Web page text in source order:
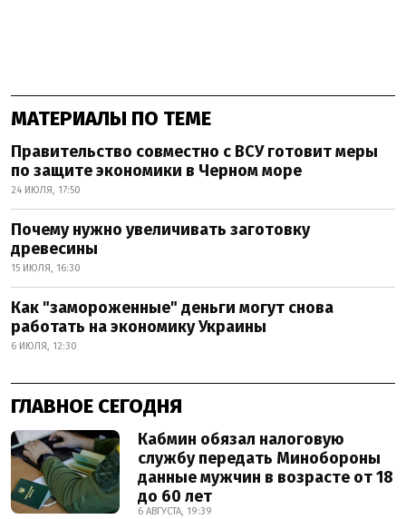
МАТЕРИАЛЫ ПО ТЕМЕ
Правительство совместно с ВСУ готовит меры
по защите экономики в Черном море
24 ИЮЛЯ, 17:50
Почему нужно увеличивать заготовку
древесины
15 ИЮЛЯ, 16:30
Как "замороженные" деньги могут снова
работать на экономику Украины
6 ИЮЛЯ, 12:30
ГЛАВНОЕ СЕГОДНЯ
Кабмин обязал налоговую
службу передать Минобороны
данные мужчин в возрасте от 18
до 60 лет
6 АВГУСТА, 19:39